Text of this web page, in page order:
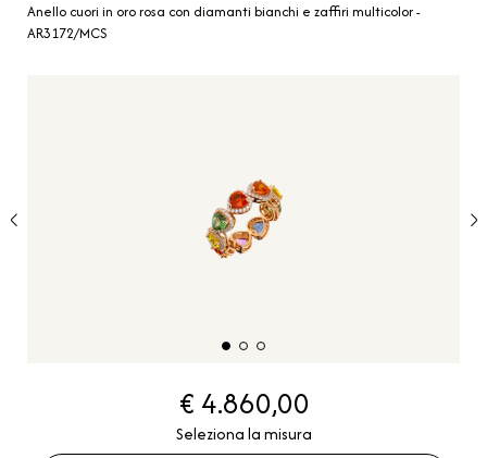
Anello cuori in oro rosa con diamanti bianchi e zaffiri multicolor -
AR3172/MCS
€ 4.860,00
Seleziona la misura